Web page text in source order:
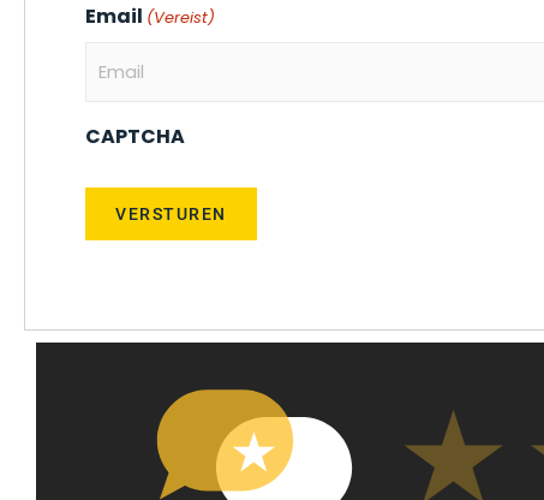
Email (Vereist)
CAPTCHA